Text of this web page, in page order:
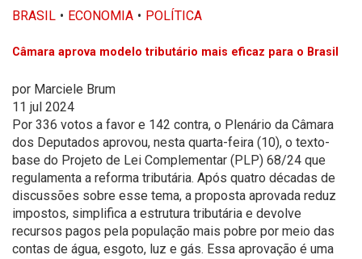
BRASIL ECONOMIA POLÍTICA
Câmara aprova modelo tributário mais eficaz para o Brasil
por Marciele Brum
11 jul 2024
Por 336 votos a favor e 142 contra, o Plenário da Câmara
dos Deputados aprovou, nesta quarta-feira (10), o texto-
base do Projeto de Lei Complementar (PLP) 68/24 que
regulamenta a reforma tributária. Após quatro décadas de
discussões sobre esse tema, a proposta aprovada reduz
impostos, simplifica a estrutura tributária e devolve
recursos pagos pela população mais pobre por meio das
contas de água, esgoto, luz e gás. Essa aprovação é uma